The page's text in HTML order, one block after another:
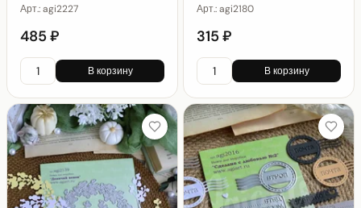
Арт.:agi2227
485 ₽
В корзину
Арт.:agi2180
315 ₽
В корзину